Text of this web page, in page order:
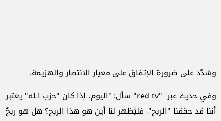
وشدّد على ضرورة الإتفاق على معيار الانتصار والهزيمة.
وفي حديث عبر "red tv" سأل: "اليوم، إذا كان "حزب الله" يعتبر
أننا قد حققنا "الربح"، فليُظهر لنا أين هو هذا الربح؟ هل هو ربحٌ